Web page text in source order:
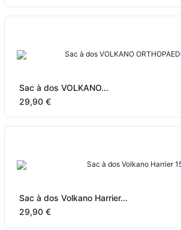
Sac à dos VOLKANO...
29,90 €
Sac à dos Volkano Harrier...
29,90 €